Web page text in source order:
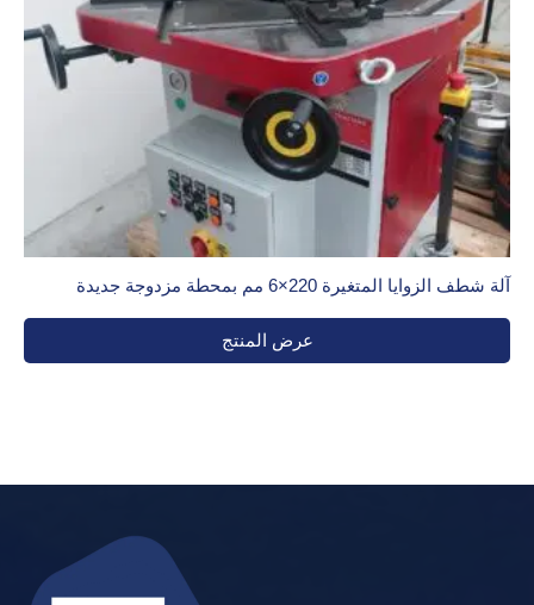
آلة شطف الزوايا المتغيرة 220×6 مم بمحطة مزدوجة جديدة
عرض المنتج